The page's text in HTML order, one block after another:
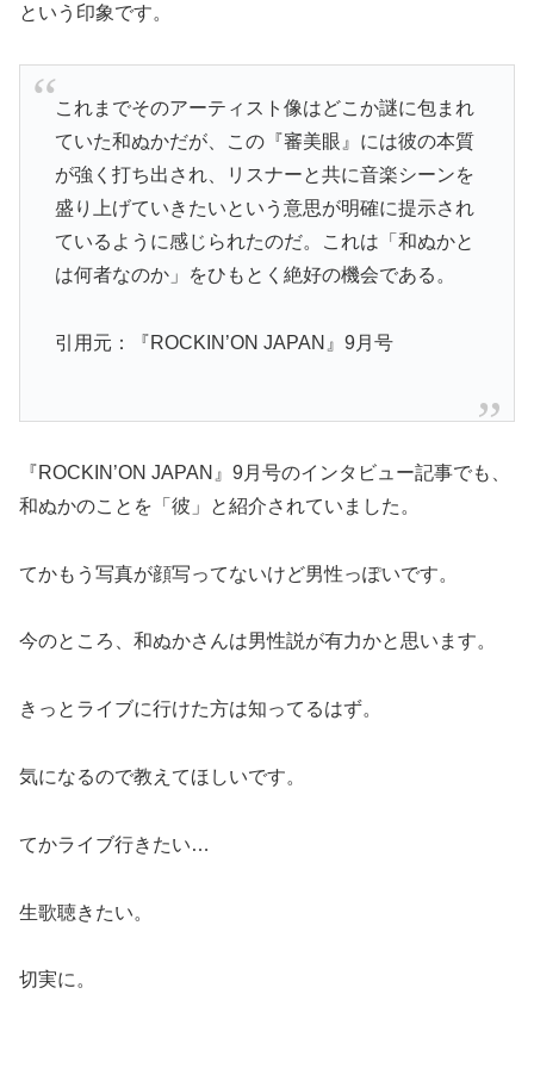
という印象です。
これまでそのアーティスト像はどこか謎に包まれ
ていた和ぬかだが、この『審美眼』には彼の本質
が強く打ち出され、リスナーと共に音楽シーンを
盛り上げていきたいという意思が明確に提示され
ているように感じられたのだ。これは「和ぬかと
は何者なのか」をひもとく絶好の機会である。
引用元：『ROCKIN’ON JAPAN』9月号
『ROCKIN’ON JAPAN』9月号のインタビュー記事でも、
和ぬかのことを「彼」と紹介されていました。
てかもう写真が顔写ってないけど男性っぽいです。
今のところ、和ぬかさんは男性説が有力かと思います。
きっとライブに行けた方は知ってるはず。
気になるので教えてほしいです。
てかライブ行きたい…
生歌聴きたい。
切実に。